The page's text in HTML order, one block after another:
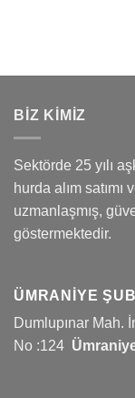
BİZ KİMİZ
Sektörde 25 yılı
hurda alım satımı
uzmanlaşmış,
göstermektedir.
ÜMRANIYE
Dumlupınar Mah.
No :124